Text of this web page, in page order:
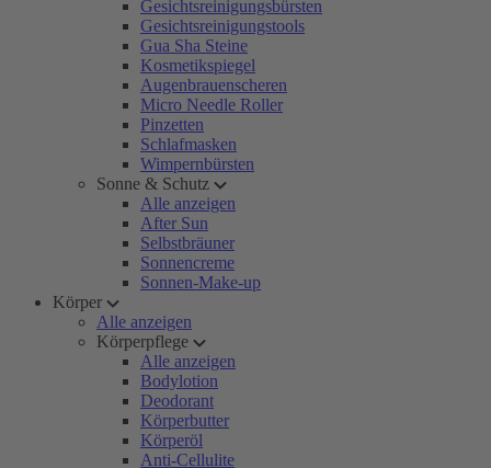
Gesichtsreinigungsbürsten
Gesichtsreinigungstools
Gua Sha Steine
Kosmetikspiegel
Augenbrauenscheren
Micro Needle Roller
Pinzetten
Schlafmasken
Wimpernbürsten
Sonne & Schutz
Alle anzeigen
After Sun
Selbstbräuner
Sonnencreme
Sonnen-Make-up
Körper
Alle anzeigen
Körperpflege
Alle anzeigen
Bodylotion
Deodorant
Körperbutter
Körperöl
Anti-Cellulite